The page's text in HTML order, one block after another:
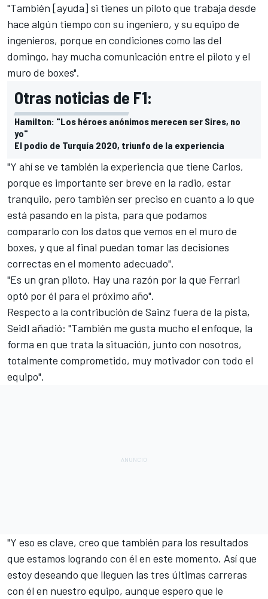
"También [ayuda] si tienes un piloto que trabaja desde
hace algún tiempo con su ingeniero, y su equipo de
ingenieros, porque en condiciones como las del
domingo, hay mucha comunicación entre el piloto y el
muro de boxes".
Otras noticias de F1:
Hamilton: "Los héroes anónimos merecen ser Sires, no
yo"
El podio de Turquía 2020, triunfo de la experiencia
"Y ahí se ve también la experiencia que tiene Carlos,
porque es importante ser breve en la radio, estar
tranquilo, pero también ser preciso en cuanto a lo que
está pasando en la pista, para que podamos
compararlo con los datos que vemos en el muro de
boxes, y que al final puedan tomar las decisiones
correctas en el momento adecuado".
"Es un gran piloto. Hay una razón por la que Ferrari
optó por él para el próximo año".
Respecto a la contribución de Sainz fuera de la pista,
Seidl añadió: "También me gusta mucho el enfoque, la
forma en que trata la situación, junto con nosotros,
totalmente comprometido, muy motivador con todo el
equipo".
"Y eso es clave, creo que también para los resultados
que estamos logrando con él en este momento. Así que
estoy deseando que lleguen las tres últimas carreras
con él en nuestro equipo, aunque espero que le